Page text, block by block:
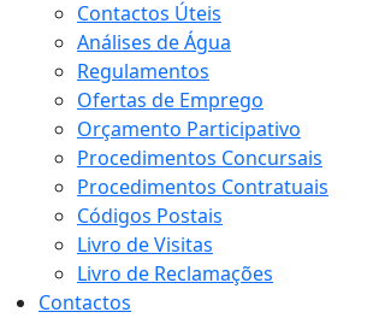
Contactos Úteis
Análises de Água
Regulamentos
Ofertas de Emprego
Orçamento Participativo
Procedimentos Concursais
Procedimentos Contratuais
Códigos Postais
Livro de Visitas
Livro de Reclamações
Contactos